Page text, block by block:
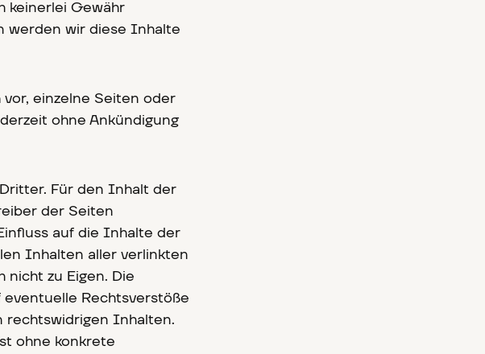
keinerlei Gewähr
werden wir diese Inhalte
einzelne Seiten oder
ohne Ankündigung
Für den Inhalt der
der Seiten
auf die Inhalte der
Inhalten aller verlinkten
zu Eigen. Die
Rechtsverstöße
rechtswidrigen Inhalten.
ohne konkrete